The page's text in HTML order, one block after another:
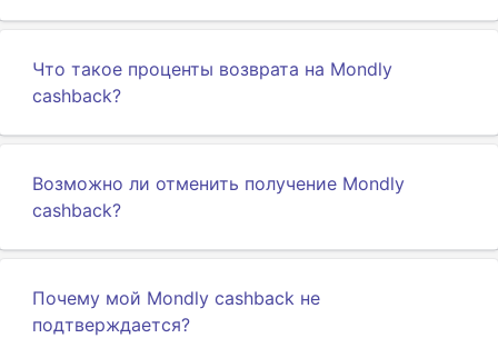
Что такое проценты возврата на Mondly
cashback?
Возможно ли отменить получение Mondly
cashback?
Почему мой Mondly cashback не
подтверждается?